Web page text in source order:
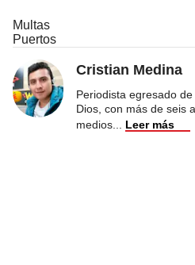
Multas
Puertos
Cristian Medina
Periodista egresado
Dios, con más de seis
medios
Leer más